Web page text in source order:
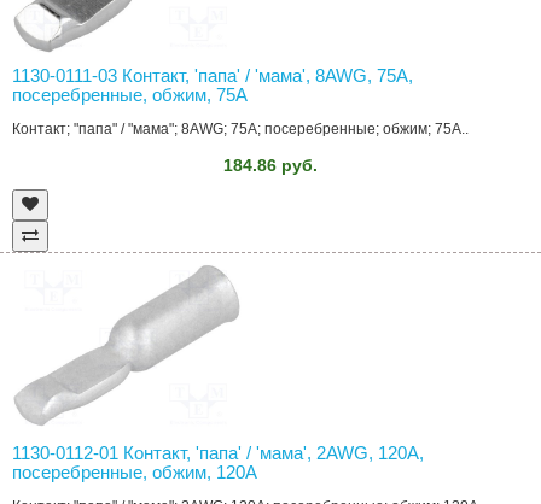
1130-0111-03 Контакт, 'папа' / 'мама', 8AWG, 75A,
посеребренные, обжим, 75А
Контакт; "папа" / "мама"; 8AWG; 75A; посеребренные; обжим; 75А..
184.86 руб.
1130-0112-01 Контакт, 'папа' / 'мама', 2AWG, 120A,
посеребренные, обжим, 120А